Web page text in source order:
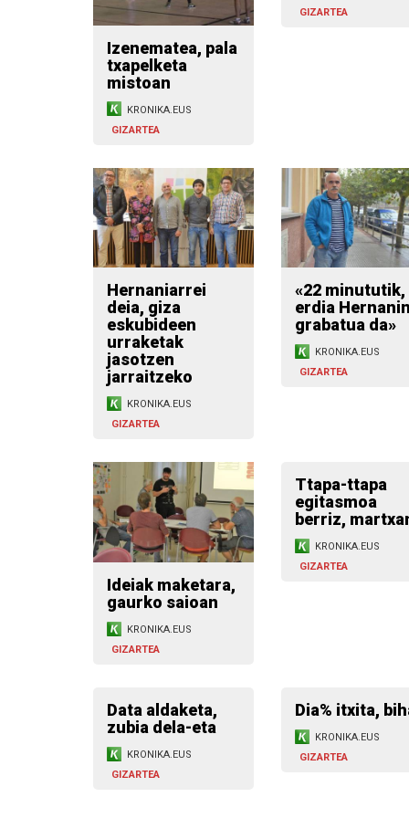
Izenematea, pala
txapelketa
mistoan
KRONIKA.EUS
GIZARTEA
GIZARTEA
Hernaniarrei
deia, giza
eskubideen
urraketak
jasotzen
jarraitzeko
KRONIKA.EUS
GIZARTEA
«22 minututik,
erdia
grabatua da»
KRONIKA.EUS
GIZARTEA
Ideiak maketara,
gaurko saioan
KRONIKA.EUS
GIZARTEA
Ttapa-ttapa
egitasmoa
berriz,
KRONIKA.EUS
GIZARTEA
Data aldaketa,
zubia dela-eta
KRONIKA.EUS
GIZARTEA
Dia% itxita,
KRONIKA.EUS
GIZARTEA